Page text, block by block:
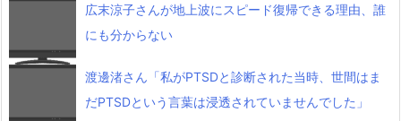
広末涼子さんが地上波にスピード復帰できる理由、誰
にも分からない
渡邊渚さん「私がPTSDと診断された当時、世間はま
だPTSDという言葉は浸透されていませんでした」